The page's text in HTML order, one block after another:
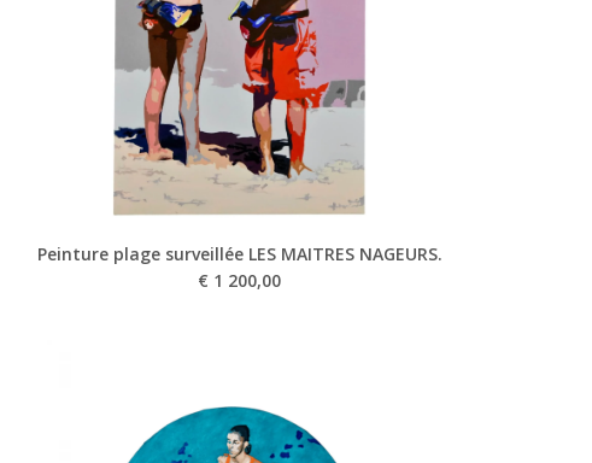
Peinture plage surveillée LES MAITRES NAGEURS.
€ 1 200,00